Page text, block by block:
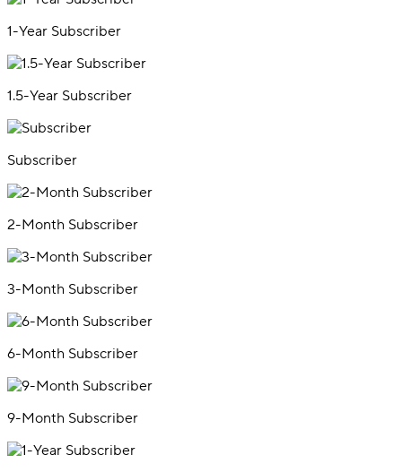
1-Year Subscriber
1.5-Year Subscriber
Subscriber
2-Month Subscriber
3-Month Subscriber
6-Month Subscriber
9-Month Subscriber